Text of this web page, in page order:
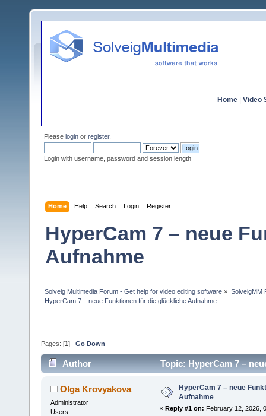
Home Video
Please login or register.
Login with username, password and session length
Home Help Search Login Register
HyperCam 7 – neue
Aufnahme
Solveig Multimedia Forum - Get help for video editing software » SolveigMM
HyperCam 7 – neue Funktionen für die glückliche Aufnahme
Pages: [1 ] Go Down
Author Topic: HyperCam 7 –
Olga Krovyakova
Administrator
Users
HyperCam 7 – neue
Aufnahme
« Reply #1 on: February 12, 2026,